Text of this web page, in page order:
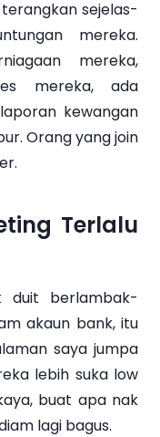
sejelas-
mereka.
mereka,
mereka, ada
kewangan
Orang yang join
Terlalu
duit berlambak-
akaun bank, itu
saya jumpa
lebih suka low
buat apa nak
lagi bagus.